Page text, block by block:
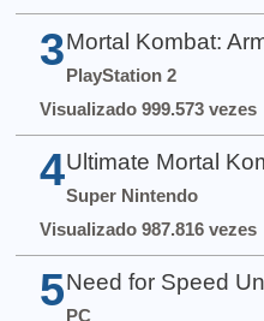
3 Mortal Kombat:
PlayStation 2
Visualizado 999.573 vezes
4 Ultimate Mortal
Super Nintendo
Visualizado 987.816 vezes
5 Need for Speed
PC